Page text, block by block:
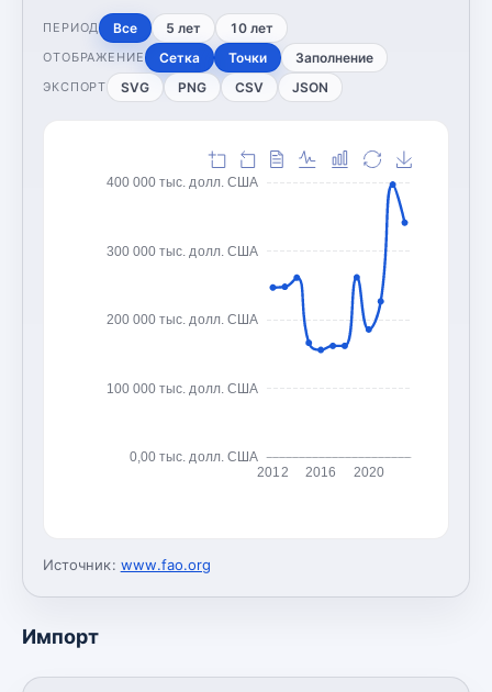
ПЕРИОД Все 5 лет 10 лет
ОТОБРАЖЕНИЕ Сетка Точки Заполнение
ЭКСПОРТ SVG PNG CSV JSON
0,00 тыс. долл. США
100 000 тыс. долл. США
200 000 тыс. долл. США
300 000 тыс. долл. США
400 000 тыс. долл. США
2012 2016 2020
Источник: www.fao.org
Импорт